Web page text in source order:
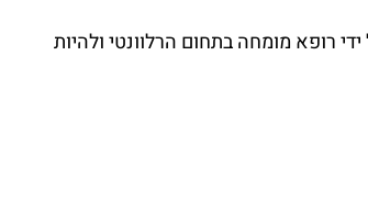
רופא מומחה בתחום הרלוונטי ולהיות